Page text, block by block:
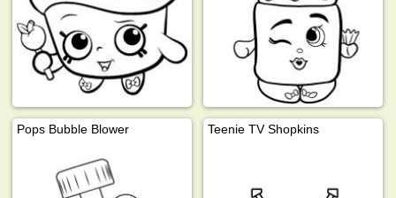
Pops Bubble Blower Teenie TV Shopkins